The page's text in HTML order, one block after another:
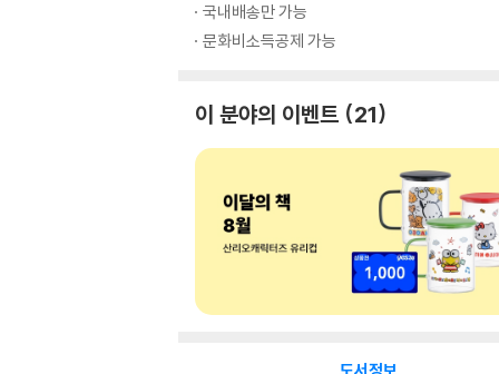
국내배송만 가능
문화비소득공제 가능
이 분야의 이벤트 21